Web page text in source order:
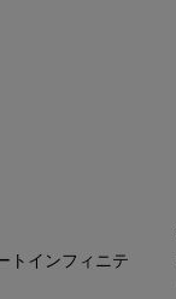
トインフィニテ